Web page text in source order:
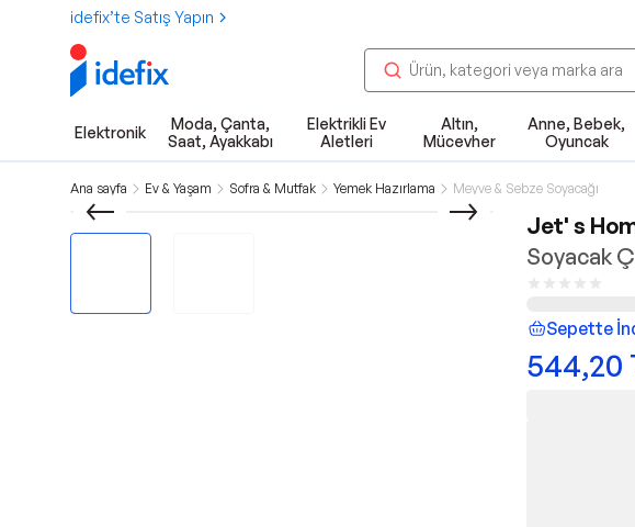
idefix’te Satış Yapın
Elektronik
Moda, Çanta,
Saat, Ayakkabı
Elektrikli Ev
Aletleri
Altın,
Mücevher
Anne, Bebek,
Oyuncak
Ana sayfa Ev & Yaşam Sofra & Mutfak Yemek Hazırlama Meyve & Sebze Soyacağı
Jet' s
Soyacak
Sepette
544,20